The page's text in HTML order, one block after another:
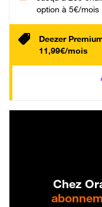
option à 5€/mois
Deezer
11,99€/mois
Chez